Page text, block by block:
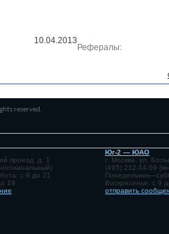
10.04.2013
Рефералы
reserved.
проезд, д. 1
с 9 до 21
19
Юг-2 — ЮАО
г. Москва, ул.
(495) 212-14-59
Воскресенье: с 9
отправить